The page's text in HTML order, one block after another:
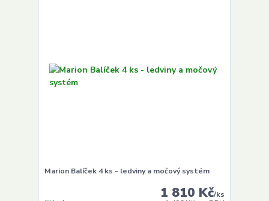
Marion Balíček 4 ks - ledviny a močový systém
1 810 Kč/ks